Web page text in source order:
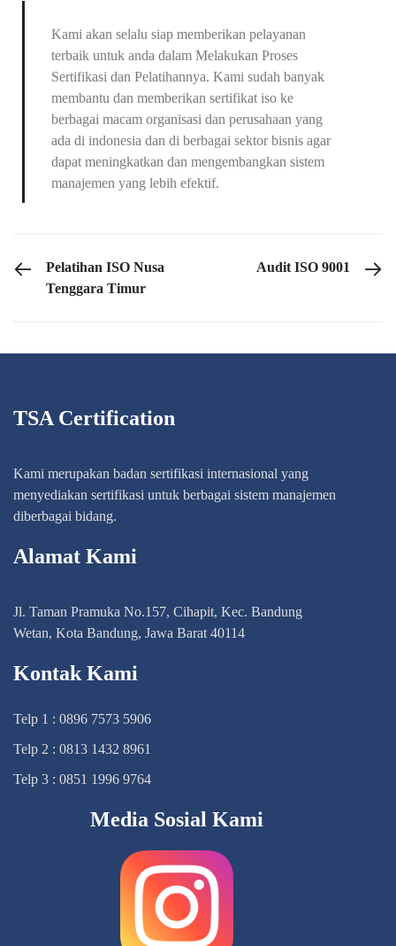
Kami akan selalu siap memberikan pelayanan
terbaik untuk anda dalam Melakukan Proses
Sertifikasi dan Pelatihannya. Kami sudah banyak
membantu dan memberikan sertifikat iso ke
berbagai macam organisasi dan perusahaan yang
ada di indonesia dan di berbagai sektor bisnis agar
dapat meningkatkan dan mengembangkan sistem
manajemen yang lebih efektif.
PREVIOUS POST
Pelatihan ISO Nusa
Tenggara Timur
Audit ISO 9001
TSA Certification
Kami merupakan badan sertifikasi internasional yang
menyediakan sertifikasi untuk berbagai sistem manajemen
diberbagai bidang.
Alamat Kami
Jl. Taman Pramuka No.157, Cihapit, Kec. Bandung
Wetan, Kota Bandung, Jawa Barat 40114
Kontak Kami
Telp 1 : 0896 7573 5906
Telp 2 : 0813 1432 8961
Telp 3 : 0851 1996 9764
Media Sosial Kami